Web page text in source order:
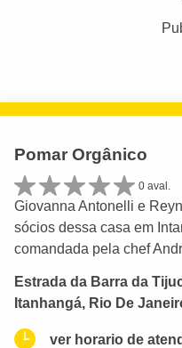
Pomar Orgânico
0 aval.
Giovanna Antonelli e
sócios dessa casa em
comandada pela chef
Estrada da Barra da
Itanhangá, Rio De
ver horario de